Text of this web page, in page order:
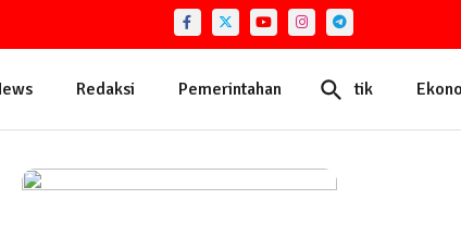
Redaksi Pemerintahan Politik